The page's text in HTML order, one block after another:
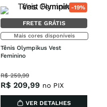
-19%
FRETE GRÁTIS
Mais cores disponíveis
Tênis Olympikus Vest
Feminino
R$ 259,99
R$ 209,99 no PIX
VER DETALHES